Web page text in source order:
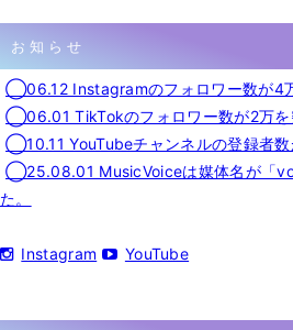
お知らせ
◯06.12 Instagramのフォロワー数が4万
◯06.01 TikTokのフォロワー数が2万を
◯10.11 YouTubeチャンネルの登録者数
◯25.08.01 MusicVoiceは媒体名が「
た。
Instagram YouTube